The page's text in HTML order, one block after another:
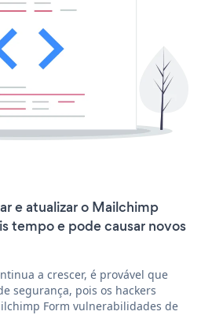
e atualizar o Mailchimp
tempo e pode causar novos
a crescer, é provável que
segurança, pois os hackers
Form vulnerabilidades de